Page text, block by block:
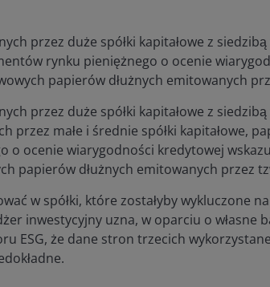
przez duże spółki kapitałowe z
rynku pieniężnego o ocenie
papierów dłużnych emitowanych
przez duże spółki kapitałowe z
przez małe i średnie spółki kapitałowe,
o ocenie wiarygodności kredytowej
papierów dłużnych emitowanych przez
w spółki, które zostałyby wykluczone
inwestycyjny uzna, w oparciu o własne
ESG, że dane stron trzecich